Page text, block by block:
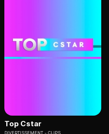
Top Cstar
DIVERTISSEMENT CLIPS